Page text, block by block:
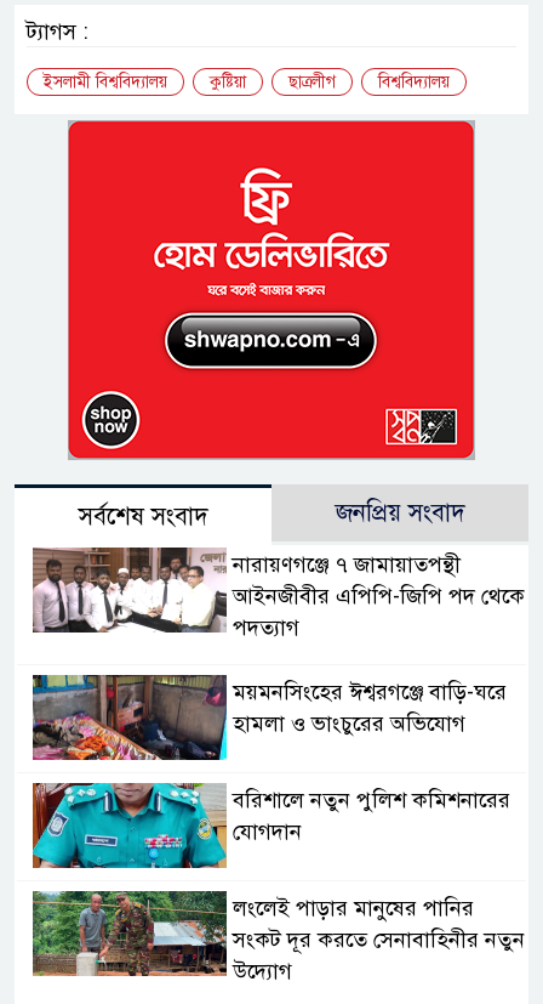
ট্যাগস :
ইসলামী বিশ্ববিদ্যালয় কুষ্টিয়া ছাত্রলীগ বিশ্ববিদ্যালয়
সর্বশেষ সংবাদ জনপ্রিয় সংবাদ
নারায়ণগঞ্জে ৭ জামায়াতপন্থী
আইনজীবীর এপিপি-জিপি পদ থেকে
পদত্যাগ
ময়মনসিংহের ঈশ্বরগঞ্জে বাড়ি-ঘরে
হামলা ও ভাংচুরের অভিযোগ
বরিশালে নতুন পুলিশ কমিশনারের
যোগদান
লংলেই পাড়ার মানুষের পানির
সংকট দূর করতে সেনাবাহিনীর নতুন
উদ্যোগ